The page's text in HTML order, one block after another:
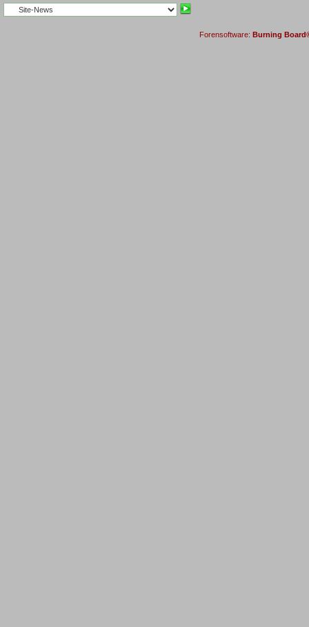
Forensoftware: Burning